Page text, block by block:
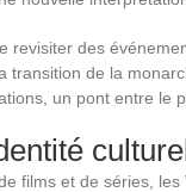
revisiter des
transition de la
un pont entre le
films et de séries,